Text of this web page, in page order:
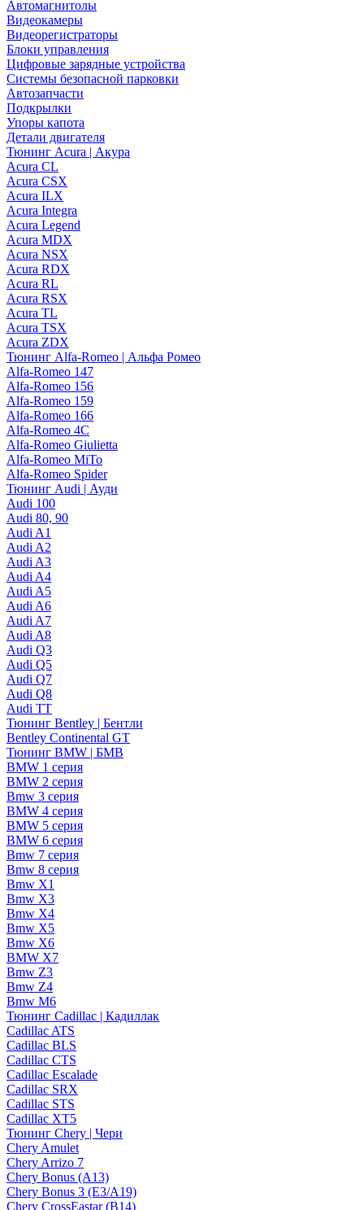
Автомагнитолы
Видеокамеры
Видеорегистраторы
Блоки управления
Цифровые зарядные устройства
Системы безопасной парковки
Автозапчасти
Подкрылки
Упоры капота
Детали двигателя
Тюнинг Acura | Акура
Acura CL
Acura CSX
Acura ILX
Acura Integra
Acura Legend
Acura MDX
Acura NSX
Acura RDX
Acura RL
Acura RSX
Acura TL
Acura TSX
Acura ZDX
Тюнинг Alfa-Romeo | Альфа Ромео
Alfa-Romeo 147
Alfa-Romeo 156
Alfa-Romeo 159
Alfa-Romeo 166
Alfa-Romeo 4C
Alfa-Romeo Giulietta
Alfa-Romeo MiTo
Alfa-Romeo Spider
Тюнинг Audi | Ауди
Audi 100
Audi 80, 90
Audi A1
Audi A2
Audi A3
Audi A4
Audi A5
Audi A6
Audi A7
Audi A8
Audi Q3
Audi Q5
Audi Q7
Audi Q8
Audi TT
Тюнинг Bentley | Бентли
Bentley Continental GT
Тюнинг BMW | БМВ
BMW 1 серия
BMW 2 серия
Bmw 3 серия
BMW 4 серия
BMW 5 серия
BMW 6 серия
Bmw 7 серия
Bmw 8 серия
Bmw X1
Bmw X3
Bmw X4
Bmw X5
Bmw X6
BMW X7
Bmw Z3
Bmw Z4
Bmw М6
Тюнинг Cadillac | Кадиллак
Cadillac ATS
Cadillac BLS
Cadillac CTS
Cadillac Escalade
Cadillac SRX
Cadillac STS
Cadillac XT5
Тюнинг Chery | Чери
Chery Amulet
Chery Arrizo 7
Chery Bonus (A13)
Chery Bonus 3 (E3/A19)
Chery CrossEastar (B14)